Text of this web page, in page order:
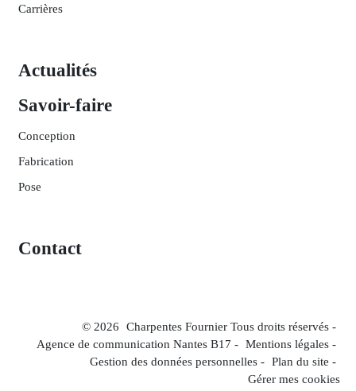
Carrières
Actualités
Savoir-faire
Conception
Fabrication
Pose
Contact
© 2026
Charpentes Fournier Tous droits réservés -
Agence de communication Nantes B17 - Mentions légales -
Gestion des données personnelles - Plan du site -
Gérer mes cookies